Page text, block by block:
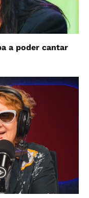
a poder cantar